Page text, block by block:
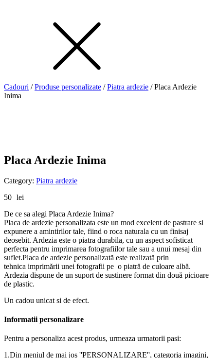
Cadouri /Produse personalizate /Piatra ardezie / Placa Ardezie
Inima
Placa Ardezie Inima
Category: Piatra ardezie
50 lei
De ce sa alegi Placa Ardezie Inima?
Placa de ardezie personalizata este un mod excelent de pastrare si
expunere a amintirilor tale, fiind o roca naturala cu un finisaj
deosebit. Ardezia este o piatra durabila, cu un aspect sofisticat
perfecta pentru imprimarea fotografiilor tale sau a unui mesaj din
suflet.Placa de ardezie personalizată este realizată prin
tehnica imprimării unei fotografii pe o piatră de culoare albă.
Ardezia dispune de un suport de sustinere format din două picioare
de plastic.
Un cadou unicat si de efect.
Informatii personalizare
Pentru a personaliza acest produs, urmeaza urmatorii pasi:
1.Din meniul de mai jos ''PERSONALIZARE'', categoria imagini,